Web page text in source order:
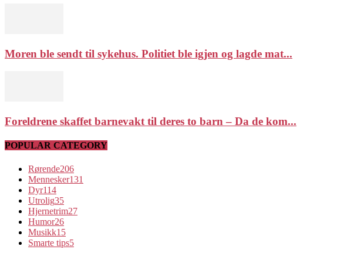
Moren ble sendt til sykehus. Politiet ble igjen og lagde mat...
Foreldrene skaffet barnevakt til deres to barn – Da de kom...
POPULAR CATEGORY
Rørende206
Mennesker131
Dyr114
Utrolig35
Hjernetrim27
Humor26
Musikk15
Smarte tips5